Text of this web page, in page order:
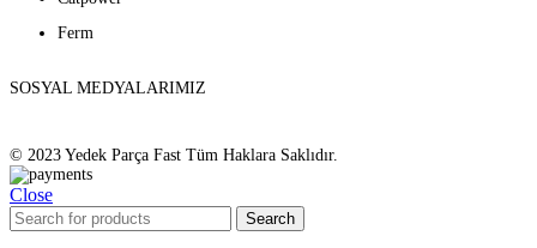
Ferm
SOSYAL MEDYALARIMIZ
© 2023 Yedek Parça Fast Tüm Haklara Saklıdır.
Close
Search